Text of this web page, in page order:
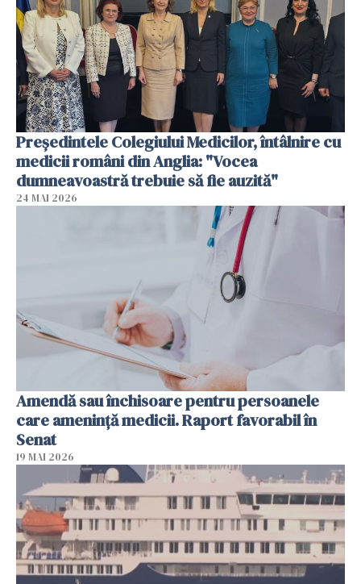
Președintele Colegiului Medicilor, întâlnire cu
medicii români din Anglia: "Vocea
dumneavoastră trebuie să fie auzită"
24 MAI 2026
Amendă sau închisoare pentru persoanele
care ameninţă medicii. Raport favorabil în
Senat
19 MAI 2026